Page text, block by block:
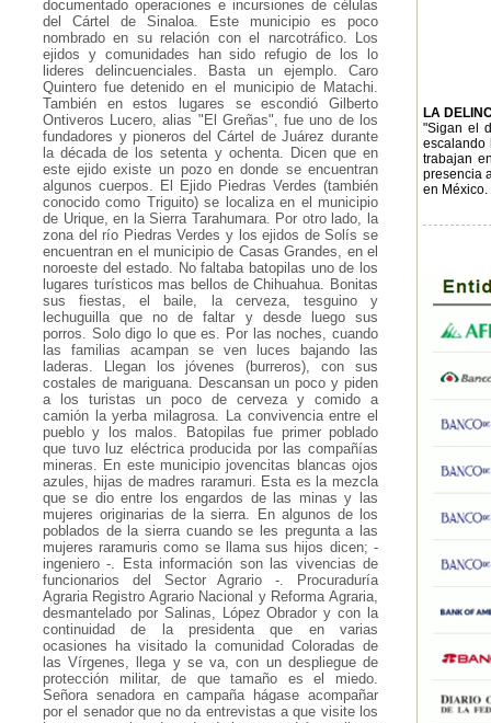
documentado operaciones e incursiones de células
del Cártel de Sinaloa. Este municipio es poco
nombrado en su relación con el narcotráfico. Los
ejidos y comunidades han sido refugio de los lo
lideres delincuenciales. Basta un ejemplo. Caro
Quintero fue detenido en el municipio de Matachi.
También en estos lugares se escondió Gilberto
Ontiveros Lucero, alias "El Greñas", fue uno de los
fundadores y pioneros del Cártel de Juárez durante
la década de los setenta y ochenta. Dicen que en
este ejido existe un pozo en donde se encuentran
algunos cuerpos. El Ejido Piedras Verdes (también
conocido como Triguito) se localiza en el municipio
de Urique, en la Sierra Tarahumara. Por otro lado, la
zona del río Piedras Verdes y los ejidos de Solís se
encuentran en el municipio de Casas Grandes, en el
noroeste del estado. No faltaba batopilas uno de los
lugares turísticos mas bellos de Chihuahua. Bonitas
sus fiestas, el baile, la cerveza, tesguino y
lechuguilla que no de faltar y desde luego sus
porros. Solo digo lo que es. Por las noches, cuando
las familias acampan se ven luces bajando las
laderas. Llegan los jóvenes (burreros), con sus
costales de mariguana. Descansan un poco y piden
a los turistas un poco de cerveza y comido a
camión la yerba milagrosa. La convivencia entre el
pueblo y los malos. Batopilas fue primer poblado
que tuvo luz eléctrica producida por las compañías
mineras. En este municipio jovencitas blancas ojos
azules, hijas de madres raramuri. Esta es la mezcla
que se dio entre los engardos de las minas y las
mujeres originarias de la sierra. En algunos de los
poblados de la sierra cuando se les pregunta a las
mujeres raramuris como se llama sus hijos dicen; -
ingeniero -. Esta información son las vivencias de
funcionarios del Sector Agrario -. Procuraduría
Agraria Registro Agrario Nacional y Reforma Agraria,
desmantelado por Salinas, López Obrador y con la
continuidad de la presidenta que en varias
ocasiones ha visitado la comunidad Coloradas de
las Vírgenes, llega y se va, con un despliegue de
protección militar, de que tamaño es el miedo.
Señora senadora en campaña hágase acompañar
por el senador que no da entrevistas a que visite los
LA
"Sigan el
escalando
trabajan
presencia
en México.